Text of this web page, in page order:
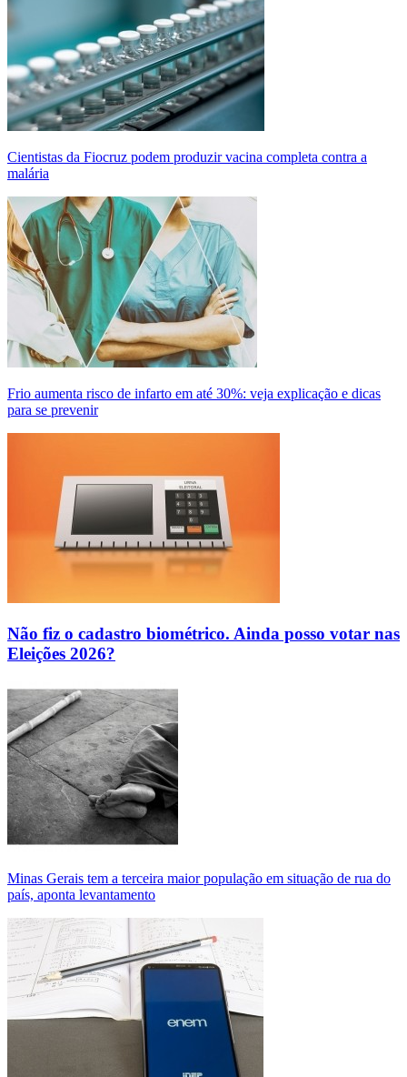
Cientistas da Fiocruz podem produzir vacina completa contra a
malária
Frio aumenta risco de infarto em até 30%: veja explicação e dicas
para se prevenir
Não fiz o cadastro biométrico. Ainda posso votar nas
Eleições 2026?
Minas Gerais tem a terceira maior população em situação de rua do
país, aponta levantamento